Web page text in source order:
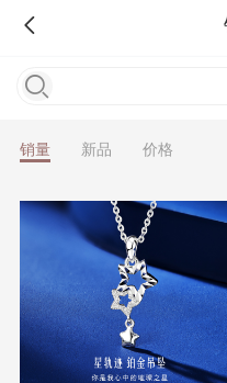
价格
新品
销量